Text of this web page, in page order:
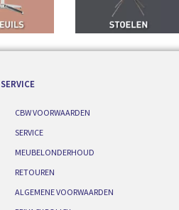
SERVICE
CBW VOORWAARDEN
SERVICE
MEUBELONDERHOUD
RETOUREN
ALGEMENE VOORWAARDEN